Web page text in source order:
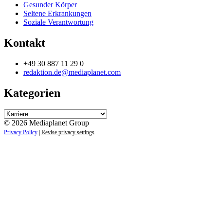
Gesunder Körper
Seltene Erkrankungen
Soziale Verantwortung
Kontakt
+49 30 887 11 29 0
redaktion.de@mediaplanet.com
Kategorien
Kategorien
© 2026 Mediaplanet Group
Privacy Policy Revise privacy settings